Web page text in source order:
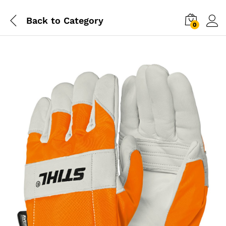
Back to Category 0